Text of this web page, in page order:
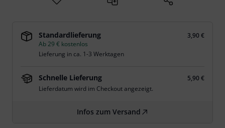
Standardlieferung
3,90 €
Ab 29 € kostenlos
Lieferung in ca. 1-3 Werktagen
Schnelle Lieferung
5,90 €
Lieferdatum wird im Checkout angezeigt.
Infos zum Versand